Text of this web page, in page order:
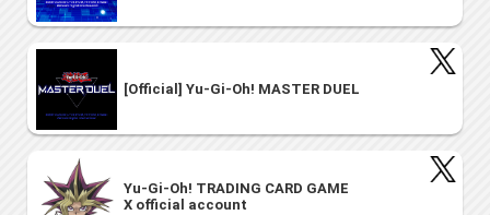
[Official] Yu-Gi-Oh! MASTER DUEL
Yu-Gi-Oh! TRADING CARD GAME
X official account